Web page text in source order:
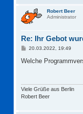
Robert Beer
Administrator
Re: Ihr Gebot
B
i
20.03.2022, 19:49
Welche
Viele Grüße aus Berlin
Robert Beer